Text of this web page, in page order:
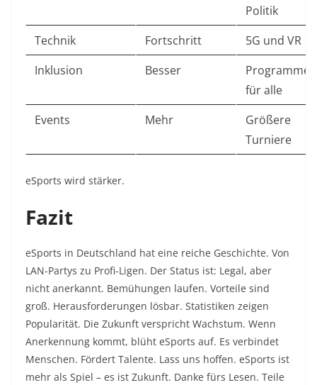
Politik
Technik
Fortschritt
5G und VR
Inklusion
Besser
Programme
für alle
Events
Mehr
Größere
Turniere
eSports wird stärker.
Fazit
eSports in Deutschland hat eine reiche Geschichte. Von
LAN-Partys zu Profi-Ligen. Der Status ist: Legal, aber
nicht anerkannt. Bemühungen laufen. Vorteile sind
groß. Herausforderungen lösbar. Statistiken zeigen
Popularität. Die Zukunft verspricht Wachstum. Wenn
Anerkennung kommt, blüht eSports auf. Es verbindet
Menschen. Fördert Talente. Lass uns hoffen. eSports ist
mehr als Spiel – es ist Zukunft. Danke fürs Lesen. Teile